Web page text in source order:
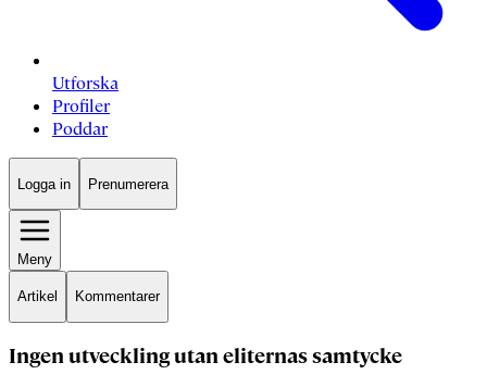
Utforska
Profiler
Poddar
Logga in Prenumerera
Meny
Artikel Kommentarer
Ingen utveckling utan eliternas samtycke